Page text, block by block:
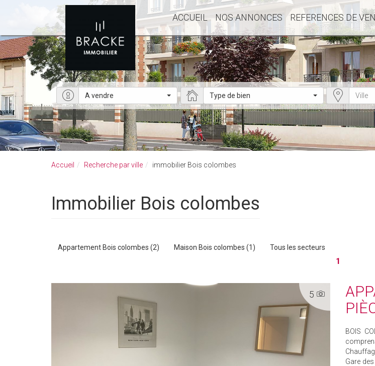
ACCUEIL NOS ANNONCES REFERENCES DE
A vendre Type de bien
Accueil Recherche par ville immobilier Bois colombes
immobilier Bois colombes
Appartement Bois colombes (2) Maison Bois colombes (1) Tous les secteurs
1
5
BOIS
Gare